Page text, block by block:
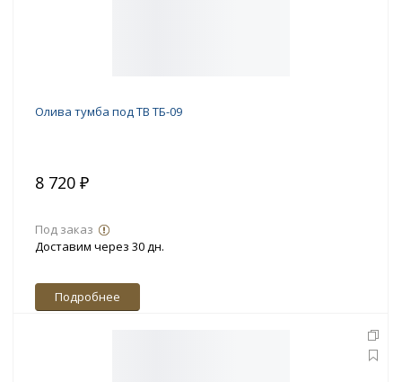
Олива тумба под ТВ ТБ-09
8 720 ₽
Под заказ
Доставим через 30 дн.
Подробнее